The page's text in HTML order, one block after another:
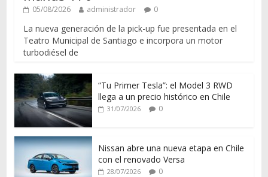
05/08/2026 administrador 0
La nueva generación de la pick-up fue presentada en el
Teatro Municipal de Santiago e incorpora un motor
turbodiésel de
“Tu Primer Tesla”: el Model 3 RWD
llega a un precio histórico en Chile
31/07/2026 0
Nissan abre una nueva etapa en Chile
con el renovado Versa
28/07/2026 0